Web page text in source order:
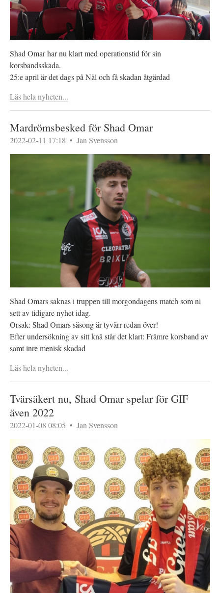
Shad Omar har nu klart med operationstid för sin
korsbandsskada.
25:e april är det dags på Näl och få skadan åtgärdad
Läs hela nyheten...
Mardrömsbesked för Shad Omar
2022-02-11 17:18 • Jan Svensson
Shad Omars saknas i truppen till morgondagens match som ni
sett av tidigare nyhet idag.
Orsak: Shad Omars säsong är tyvärr redan över!
Efter undersökning av sitt knä står det klart: Främre korsband av
samt inre menisk skadad
Läs hela nyheten...
Tvärsäkert nu, Shad Omar spelar för GIF
även 2022
2022-01-08 08:05 • Jan Svensson